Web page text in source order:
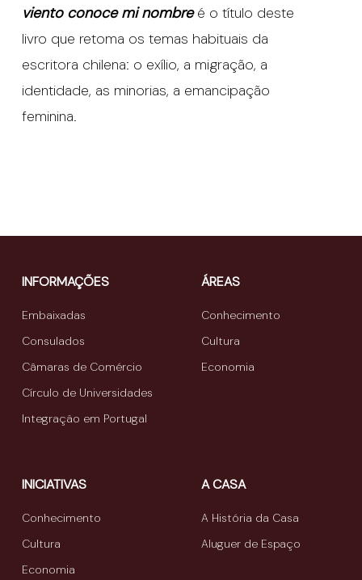
viento conoce mi nombreé o título deste
livro que retoma os temas habituais da
escritora chilena: o exílio, a migração, a
identidade, as minorias, a emancipação
feminina.
INFORMAÇÕES
Embaixadas
Consulados
Câmaras de Comércio
Círculo de Universidades
Integração em Portugal
ÁREAS
Conhecimento
Cultura
Economia
INICIATIVAS
Conhecimento
Cultura
Economia
A CASA
A História da Casa
Aluguer de Espaço